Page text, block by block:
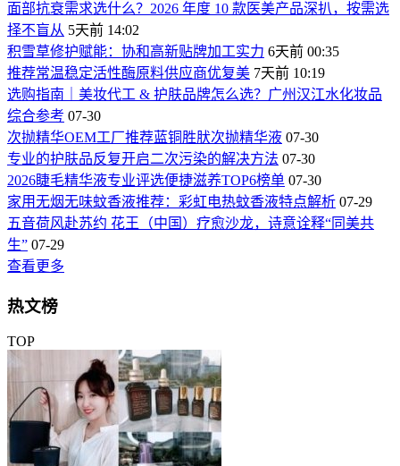
面部抗衰需求选什么？2026 年度 10 款医美产品深扒，按需选
择不盲从 5天前 14:02
积雪草修护赋能：协和高新贴牌加工实力 6天前 00:35
推荐常温稳定活性酶原料供应商优复美 7天前 10:19
选购指南｜美妆代工 & 护肤品牌怎么选？广州汉江水化妆品
综合参考 07-30
次抛精华OEM工厂推荐蓝铜胜肰次抛精华液 07-30
专业的护肤品反复开启二次污染的解决方法 07-30
2026睫毛精华液专业评选便捷滋养TOP6榜单 07-30
家用无烟无味蚊香液推荐：彩虹电热蚊香液特点解析 07-29
五音荷风赴苏约 花王（中国）疗愈沙龙，诗意诠释“同美共
生” 07-29
查看更多
热文榜
TOP